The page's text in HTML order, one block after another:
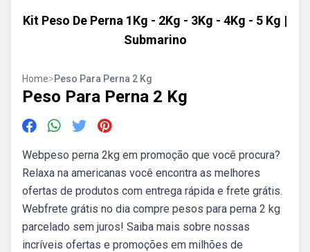
Kit Peso De Perna 1Kg - 2Kg - 3Kg - 4Kg - 5 Kg |
Submarino
Home>Peso Para Perna 2 Kg
Peso Para Perna 2 Kg
Webpeso perna 2kg em promoção que você procura?
Relaxa na americanas você encontra as melhores
ofertas de produtos com entrega rápida e frete grátis.
Webfrete grátis no dia compre pesos para perna 2 kg
parcelado sem juros! Saiba mais sobre nossas
incríveis ofertas e promoções em milhões de